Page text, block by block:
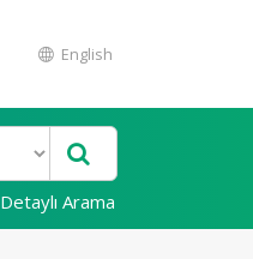
English
Detaylı Arama